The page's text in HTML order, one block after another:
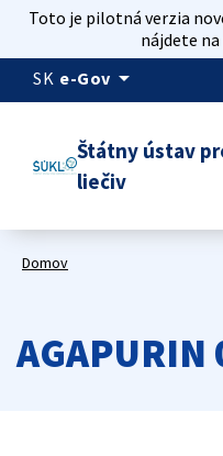
Toto je pilotná verzia
nájdete na
SK e-Gov arrow_drop_down
Štátny ústav
liečiv
Domov
AGAPURIN